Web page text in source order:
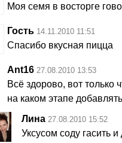
Моя семя в восторге
Гость 14.11.2010 11:51
Спасибо вкусная пицца
Ant16 27.08.2010 13:53
Всё здорово, вот только
на каком этапе
Лина 27.08.2010 15:52
Уксусом соду гасить